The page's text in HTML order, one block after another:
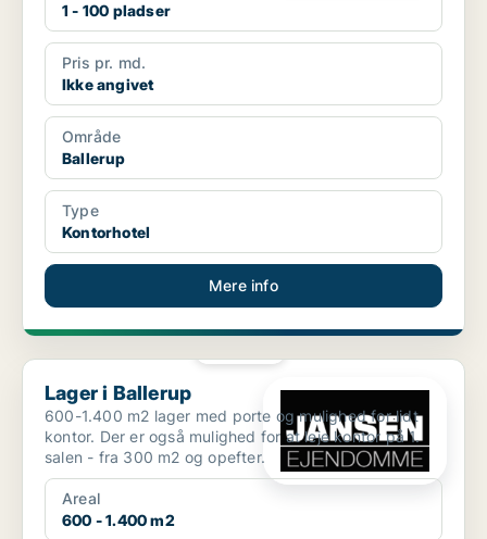
1 - 100 pladser
Pris pr. md.
Ikke angivet
Område
Ballerup
Type
Kontorhotel
Mere info
Lager i Ballerup
Lager i Ballerup
600-1.400 m2 lager med porte og mulighed for lidt
kontor. Der er også mulighed for at leje kontor på 1.
salen - fra 300 m2 og opefter.
Areal
600 - 1.400 m2